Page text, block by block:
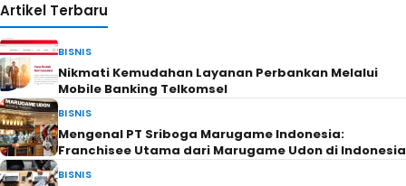
Artikel Terbaru
BISNIS
Nikmati Kemudahan Layanan Perbankan Melalui
Mobile Banking Telkomsel
BISNIS
Mengenal PT Sriboga Marugame Indonesia:
Franchisee Utama dari Marugame Udon di Indonesia
BISNIS